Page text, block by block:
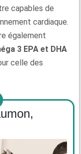
capables de
cardiaque.
également
3 EPA et DHA
celle des